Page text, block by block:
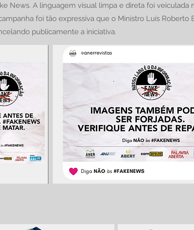
News. A linguagem visual limpa e direta foi veiculada
foi tão expressiva que o Ministro Luís Roberto
publicamente a iniciativa.